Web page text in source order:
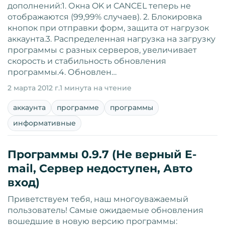
дополнений:1. Окна OK и CANCEL теперь не
отображаются (99,99% случаев). 2. Блокировка
кнопок при отправки форм, защита от нагрузок
аккаунта.3. Распределенная нагрузка на загрузку
программы с разных серверов, увеличивает
скорость и стабильность обновления
программы.4. Обновлен…
2 марта 2012 г.1 минута на чтение
аккаунта программе
программы
информативные
Программы 0.9.7 (Не верный E-
mail, Сервер недоступен, Авто
вход)
Приветствуем тебя, наш многоуважаемый
пользователь! Самые ожидаемые обновления
вошедшие в новую версию программы: